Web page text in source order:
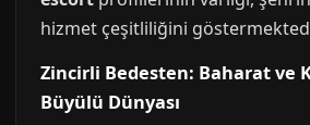
hizmet çeşitliliğini
Zincirli Bedesten: Baharat ve
Büyülü Dünyası